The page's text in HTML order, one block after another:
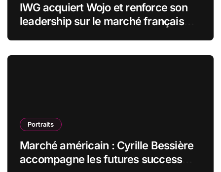
IWG acquiert Wojo et renforce son
leadership sur le marché français
Portraits
Marché américain : Cyrille Bessière
accompagne les futures success